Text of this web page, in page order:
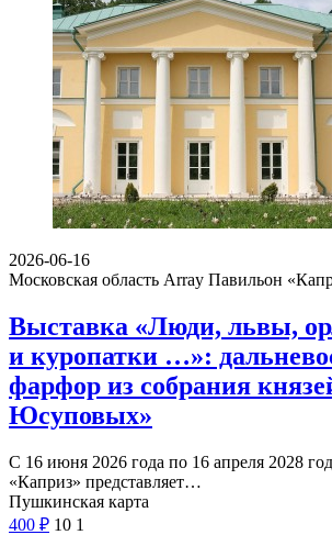
2026-06-16
Московская область Array Павильон
Выставка «Люди, львы,
и куропатки …»:
фарфор из собрания
Юсуповых»
С 16 июня 2026 года по 16 апреля 2028
«Каприз» представляет…
Пушкинская карта
400 ₽ 10 1